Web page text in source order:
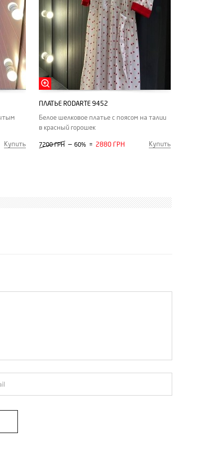
Купить
ПЛАТЬЕ RODARTE 9452
Белое шелковое платье с поясом на талии
в красный горошек
7200 ГРН — 60% = 2880 ГРН Купить